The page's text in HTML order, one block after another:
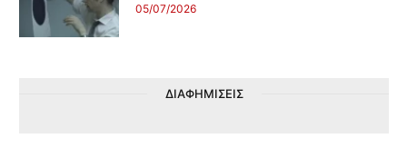
05/07/2026
ΔΙΑΦΗΜΙΣΕΙΣ